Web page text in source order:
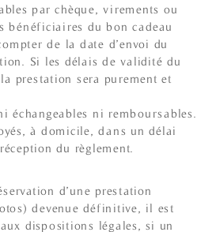
par chèque, virements ou
bénéficiaires du bon cadeau
de la date d’envoi du
Si les délais de validité du
prestation sera purement et
échangeables ni remboursables.
à domicile, dans un délai
du règlement.
d’une prestation
devenue définitive, il est
dispositions légales, si un